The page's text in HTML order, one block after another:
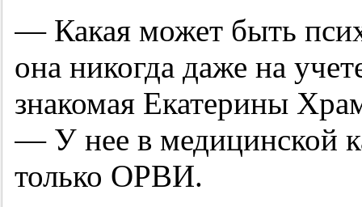
— Какая может быть
она никогда даже на
знакомая Екатерины
— У нее в медицинской
только ОРВИ.